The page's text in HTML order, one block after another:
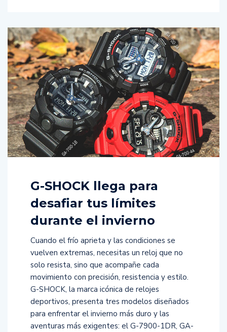
G-SHOCK llega para
desafiar tus límites
durante el invierno
Cuando el frío aprieta y las condiciones se
vuelven extremas, necesitas un reloj que no
solo resista, sino que acompañe cada
movimiento con precisión, resistencia y estilo.
G-SHOCK, la marca icónica de relojes
deportivos, presenta tres modelos diseñados
para enfrentar el invierno más duro y las
aventuras más exigentes: el G-7900-1DR, GA-